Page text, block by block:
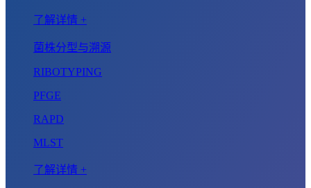
了解详情 +
菌株分型与溯源
RIBOTYPING
PFGE
RAPD
MLST
了解详情 +